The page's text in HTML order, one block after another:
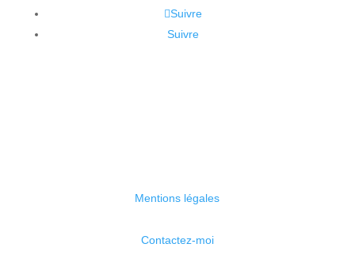
Suivre
Suivre
Mentions légales
Contactez-moi